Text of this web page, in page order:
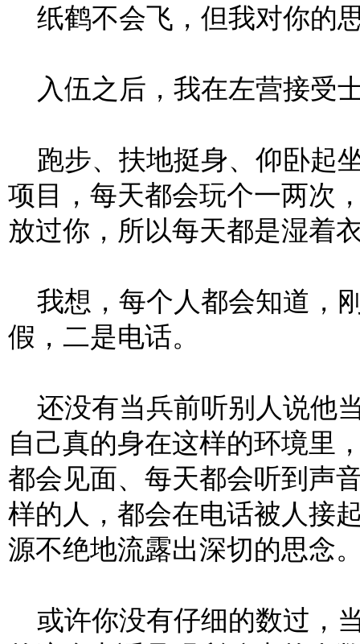
纸鹤不会飞，但我对你的
入伍之后，我在左营接受
跑步、扶地挺身、仰卧起
项目，每天都会玩个一两次
放过你，所以每天都是湿着
我想，每个人都会知道，
假，二是电话。
还没有当兵前听别人说他
自己真的身在这样的环境里
都会见面、每天都会听到声
样的人，都会在电话被人接
源不绝地流露出深切的思念
或许你没有仔细的数过，